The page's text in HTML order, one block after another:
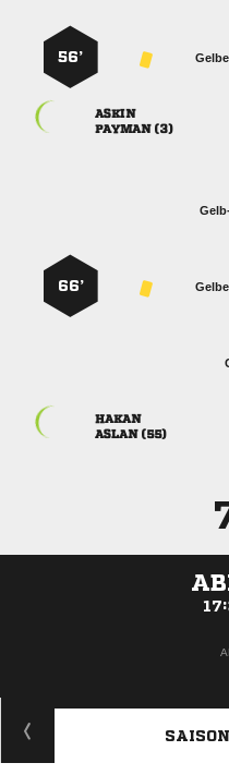
56’

 
66’

 